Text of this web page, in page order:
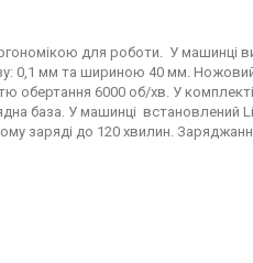
для роботи. У машинці
0,1 мм та шириною 40 мм.
обертання 6000 об/хв. У
база. У машинці встановлений
заряді до 120 хвилин.